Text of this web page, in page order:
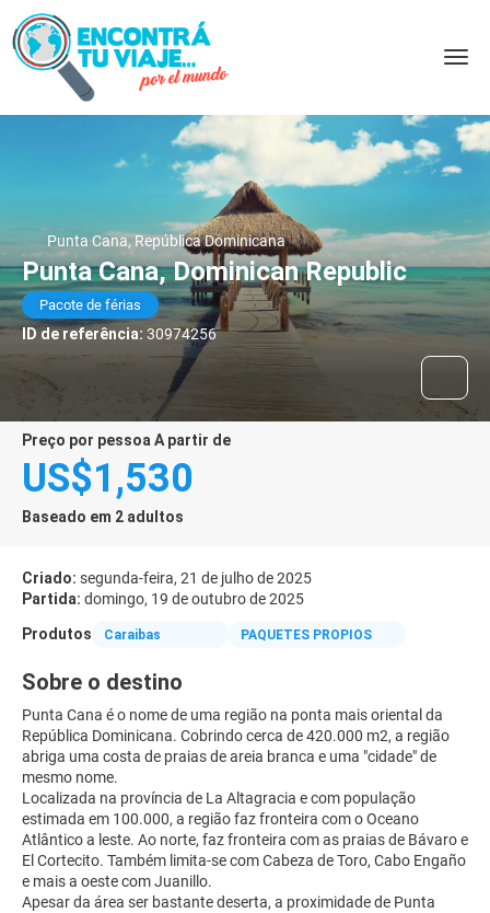
Punta Cana, República Dominicana
Punta Cana, Dominican Republic
Pacote de férias
ID de referência: 30974256
preço por pessoa A partir de
US$1,530
Baseado em 2 adultos
Criado: segunda-feira, 21 de julho de 2025
Partida: domingo, 19 de outubro de 2025
Produtos
Caraibas PAQUETES PROPIOS
Sobre o destino
Punta Cana é o nome de uma região na ponta mais oriental da
República Dominicana. Cobrindo cerca de 420.000 m2, a região
abriga uma costa de praias de areia branca e uma "cidade" de
mesmo nome.
Localizada na província de La Altagracia e com população
estimada em 100.000, a região faz fronteira com o Oceano
Atlântico a leste. Ao norte, faz fronteira com as praias de Bávaro e
El Cortecito. Também limita-se com Cabeza de Toro, Cabo Engaño
e mais a oeste com Juanillo.
Apesar da área ser bastante deserta, a proximidade de Punta